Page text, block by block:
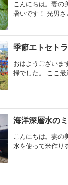
こんにちは。妻の
暑いです！ 光男
季節エトセトラ
おはようございま
掃でした。 ここ
海洋深層水の
こんにちは。妻の
水を使って米作り